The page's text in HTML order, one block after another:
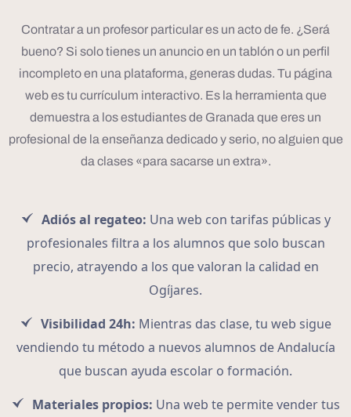
Contratar a un profesor particular es un acto de fe. ¿Será
bueno? Si solo tienes un anuncio en un tablón o un perfil
incompleto en una plataforma, generas dudas. Tu página
web es tu currículum interactivo. Es la herramienta que
demuestra a los estudiantes de Granada que eres un
profesional de la enseñanza dedicado y serio, no alguien que
da clases «para sacarse un extra».
Adiós al regateo: Una web con tarifas públicas y
profesionales filtra a los alumnos que solo buscan
precio, atrayendo a los que valoran la calidad en
Ogíjares.
Visibilidad 24h: Mientras das clase, tu web sigue
vendiendo tu método a nuevos alumnos de Andalucía
que buscan ayuda escolar o formación.
Materiales propios: Una web te permite vender tus